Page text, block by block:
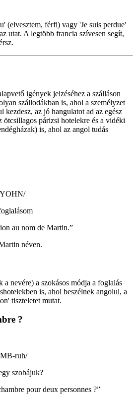
(elvesztem, férfi) vagy 'Je suis perdue'
utat. A legtöbb francia szívesen segít,
igények jelzéséhez a szálláson
szállodákban is, ahol a személyzet
kezdesz, az jó hangulatot ad az egész
ötcsillagos párizsi hotelekre és a vidéki
is, ahol az angol tudás
/
au nom de Martin.”
néven.
nevére) a szokásos módja a foglalás
is, ahol beszélnek angolul, a
tiszteletet mutat.
?
ruh/
szobájuk?
pour deux personnes ?”